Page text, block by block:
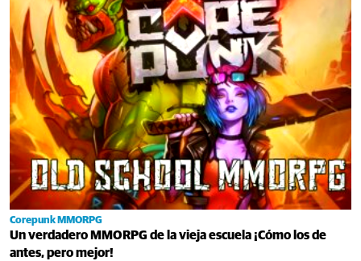
Corepunk MMORPG
Un verdadero MMORPG de la vieja escuela ¡Cómo los de
antes, pero mejor!